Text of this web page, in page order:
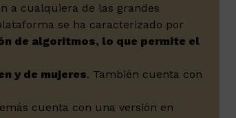
a cualquiera de las grandes
se ha caracterizado por
de algoritmos, lo que permite el
y de mujeres. También cuenta con
cuenta con una versión en